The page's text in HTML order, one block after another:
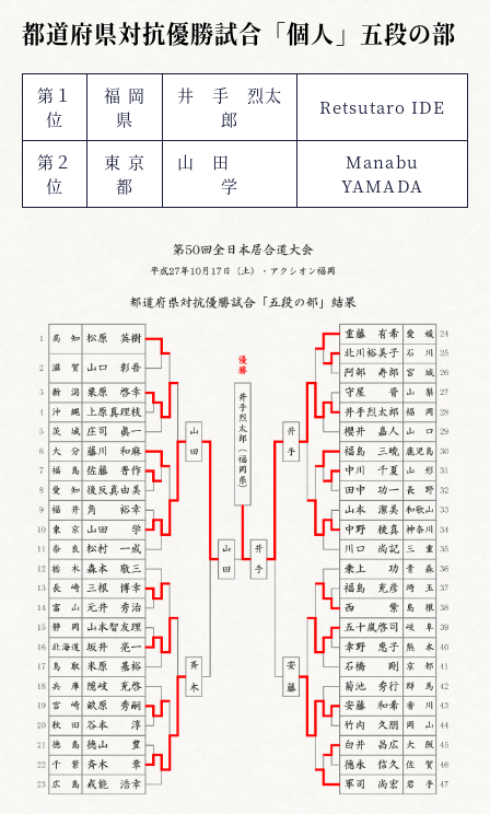
都道府県対抗優勝試合「個人」五段の部
第１
位
福 岡
県
井 手 烈太
郎
Retsutaro IDE
第２
位
東 京
都
山 田
学
Manabu
YAMADA